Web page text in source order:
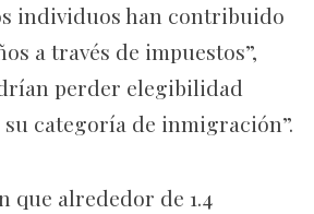
individuos han contribuido
a través de impuestos”,
perder elegibilidad
categoría de inmigración”.
que alrededor de 1.4